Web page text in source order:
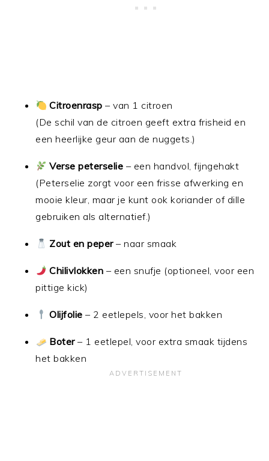
Citroenrasp – van 1 citroen
(De schil van de citroen geeft extra frisheid en
een heerlijke geur aan de nuggets.)
Verse peterselie – een handvol, fijngehakt
(Peterselie zorgt voor een frisse afwerking en
mooie kleur, maar je kunt ook koriander of dille
gebruiken als alternatief.)
Zout en peper– naar smaak
Chilivlokken – een snufje (optioneel, voor een
pittige kick)
Olijfolie – 2 eetlepels, voor het bakken
Boter– 1 eetlepel, voor extra smaak tijdens
het bakken